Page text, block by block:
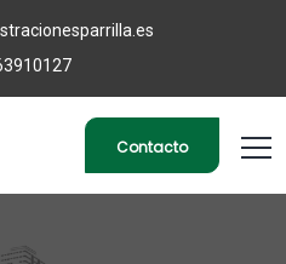
Contacto